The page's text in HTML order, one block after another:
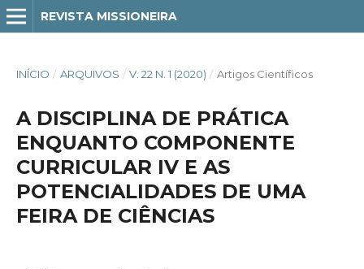
REVISTA MISSIONEIRA
INÍCIO / ARQUIVOS / V. 22 N. 1 (2020) / Artigos Científicos
A DISCIPLINA DE PRÁTICA
ENQUANTO COMPONENTE
CURRICULAR IV E AS
POTENCIALIDADES DE UMA
FEIRA DE CIÊNCIAS